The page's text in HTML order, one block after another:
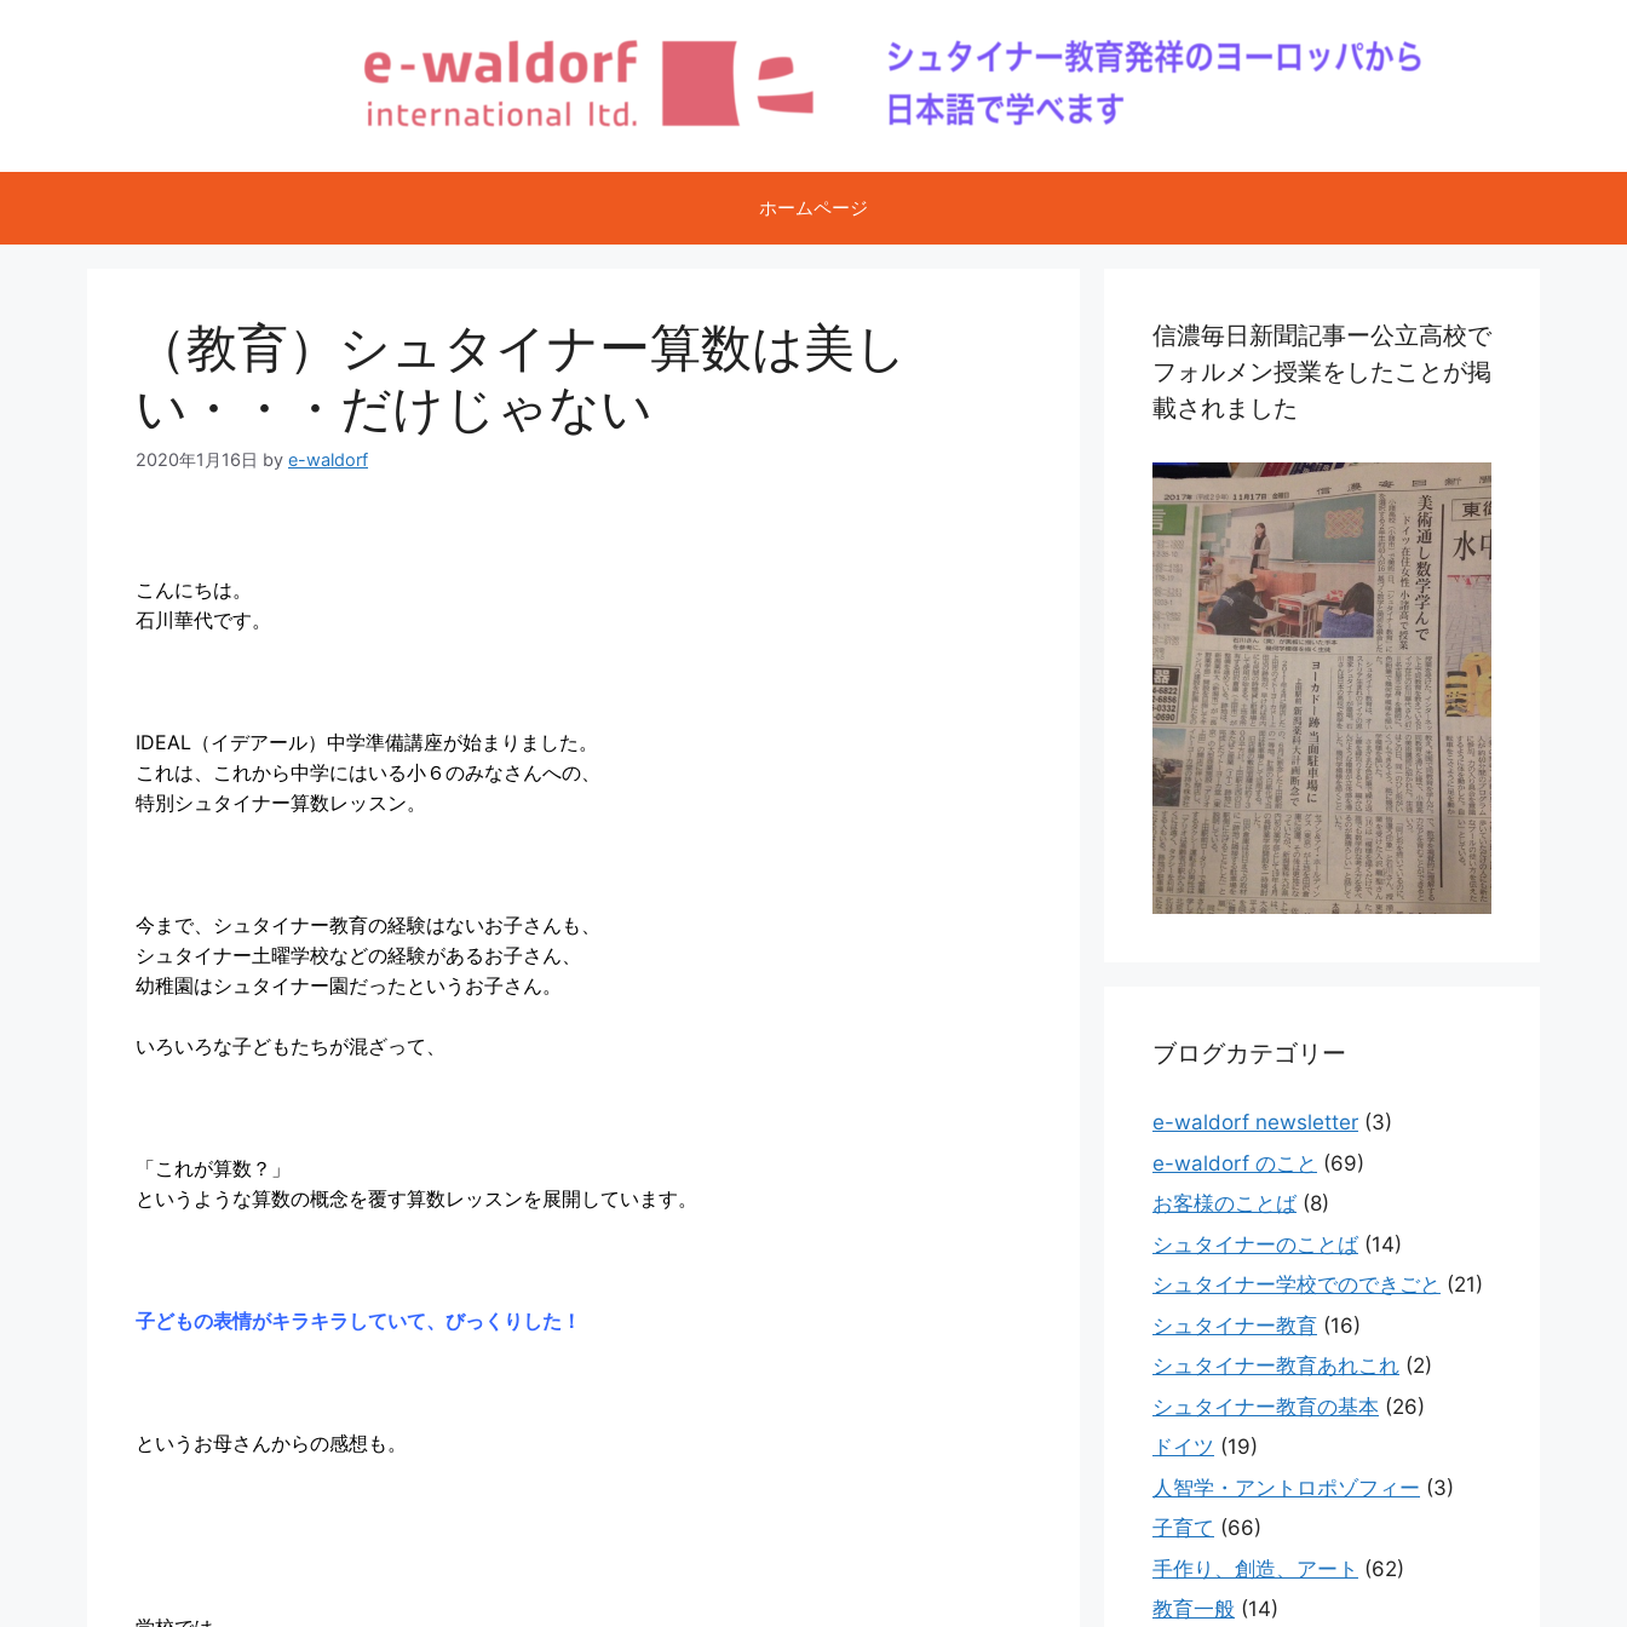
ホームページ
（教育）シュタイナー算数は美し
い・・・だけじゃない
2020年1月16日 by e-waldorf
こんにちは。
石川華代です。
IDEAL（イデアール）中学準備講座が始まりました。
これは、これから中学にはいる小６のみなさんへの、
特別シュタイナー算数レッスン。
今まで、シュタイナー教育の経験はないお子さんも、
シュタイナー土曜学校などの経験があるお子さん、
幼稚園はシュタイナー園だったというお子さん。
いろいろな子どもたちが混ざって、
「これが算数？」
というような算数の概念を覆す算数レッスンを展開しています。
子どもの表情がキラキラしていて、びっくりした！
というお母さんからの感想も。
信濃毎日新聞記事ー公立高校で
フォルメン授業をしたことが掲
載されました
ブログカテゴリー
e-waldorf newsletter (3)
e-waldorf のこと (69)
お客様のことば(8)
シュタイナーのことば(14)
シュタイナー学校でのできごと (21)
シュタイナー教育 (16)
シュタイナー教育あれこれ (2)
シュタイナー教育の基本 (26)
ドイツ (19)
人智学・アントロポゾフィー (3)
子育て (66)
手作り、創造、アート (62)
教育一般 (14)